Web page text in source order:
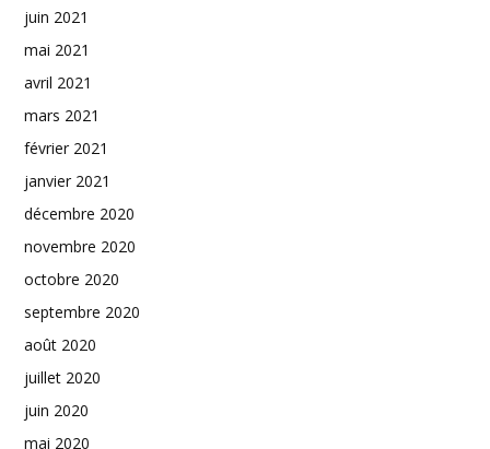
juin 2021
mai 2021
avril 2021
mars 2021
février 2021
janvier 2021
décembre 2020
novembre 2020
octobre 2020
septembre 2020
août 2020
juillet 2020
juin 2020
mai 2020